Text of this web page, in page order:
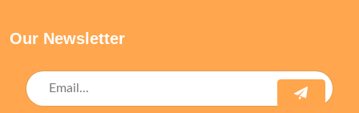
Our Newsletter